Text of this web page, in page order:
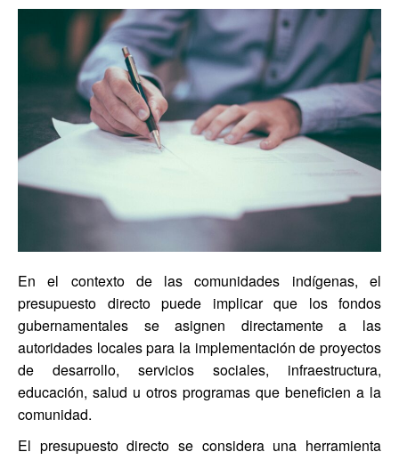
En el contexto de las comunidades indígenas, el
presupuesto directo puede implicar que los fondos
gubernamentales se asignen directamente a las
autoridades locales para la implementación de proyectos
de desarrollo, servicios sociales, infraestructura,
educación, salud u otros programas que beneficien a la
comunidad.
El presupuesto directo se considera una herramienta